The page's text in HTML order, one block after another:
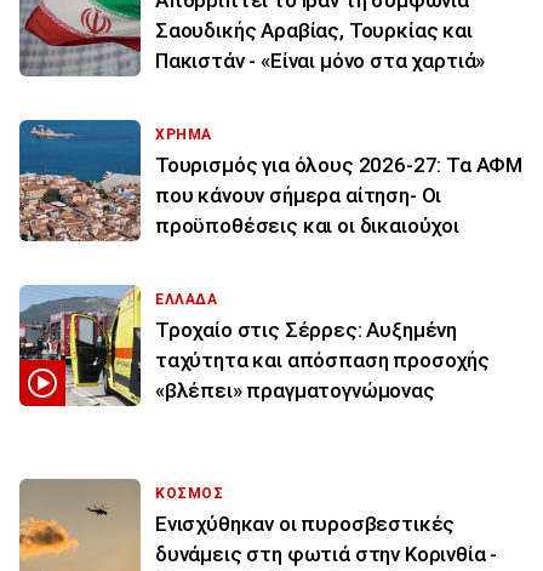
Σαουδικής Αραβίας, Τουρκίας και
Πακιστάν - «Είναι μόνο στα χαρτιά»
ΧΡΗΜΑ
Τουρισμός για όλους 2026-27: Τα ΑΦΜ
που κάνουν σήμερα αίτηση- Οι
προϋποθέσεις και οι δικαιούχοι
ΕΛΛΑΔΑ
Τροχαίο στις Σέρρες: Αυξημένη
ταχύτητα και απόσπαση προσοχής
«βλέπει» πραγματογνώμονας
ΚΟΣΜΟΣ
Ενισχύθηκαν οι πυροσβεστικές
δυνάμεις στη φωτιά στην Κορινθία -